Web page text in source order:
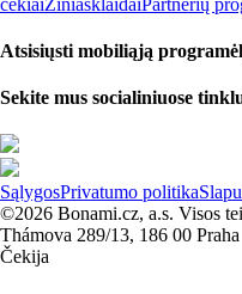
Atsisiųsti mobiliąją
Sekite mus socialiniuose
SąlygosPrivatumo politika
©2026 Bonami.cz, a.s. Visos
Thámova 289/13, 186 00 Praha
Čekija